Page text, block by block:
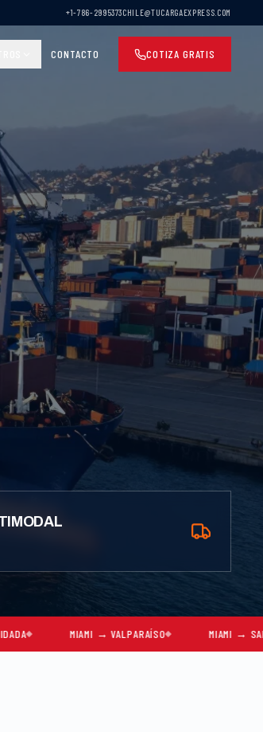
+1-786-2995373CHILE@TUCARGAEXPRESS.COM
CONTACTO COTIZA GRATIS
→ VALPARAÍSO MIAMI → SAN ANTONIO